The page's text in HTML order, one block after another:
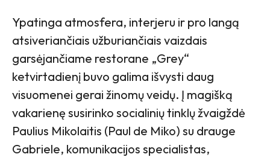
Ypatinga atmosfera, interjeru ir pro langą
atsiveriančiais užburiančiais vaizdais
garsėjančiame restorane „Grey“
ketvirtadienį buvo galima išvysti daug
visuomenei gerai žinomų veidų. Į magišką
vakarienę susirinko socialinių tinklų žvaigždė
Paulius Mikolaitis (Paul de Miko) su drauge
Gabriele, komunikacijos specialistas,